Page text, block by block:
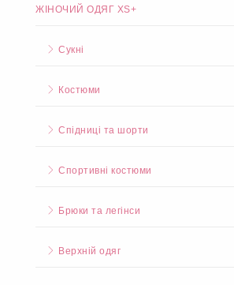
ЖІНОЧИЙ ОДЯГ XS+
Сукні
Костюми
Спідниці та шорти
Спортивні костюми
Брюки та легінси
Верхній одяг